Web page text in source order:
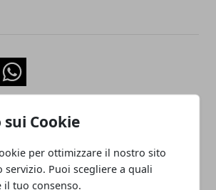
sui Cookie
per ottimizzare il nostro sito
servizio. Puoi scegliere a quali
il tuo consenso.
Whatsapp
nel
anticellulite: laser,